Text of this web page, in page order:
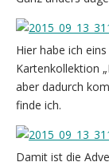
Hier habe ich
Kartenkollektion
aber dadurch
finde ich.
Damit ist die